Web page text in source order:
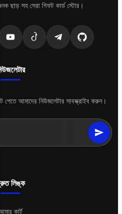
ছাড় সহ সেরা গিফট কার্ড স্টোর।
আমাদের নিউজলেটার সাবস্ক্রাইব করুন।
লিঙ্ক
কার্ট